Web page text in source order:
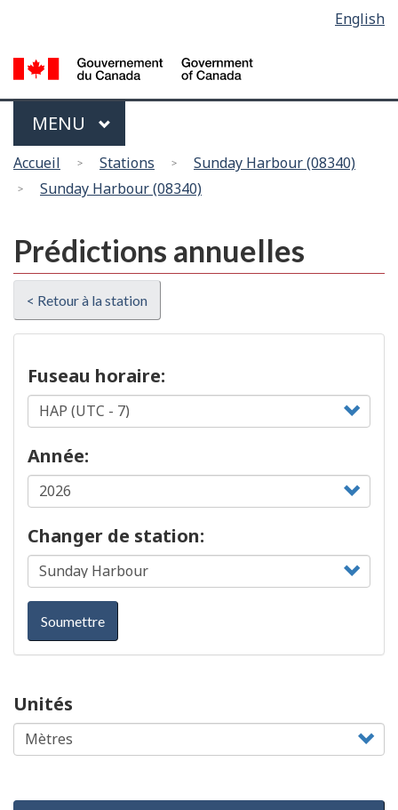
main
content
la
version
HTML
la
langue
English
Menu
MAIN
MENU
Vous
êtes
Accueil Stations
Sunday Harbour (08340)
Sunday Harbour (08340)
Prédictions annuelles
< Retour à la station
Fuseau horaire:
Année:
Changer de station:
Soumettre
Unités